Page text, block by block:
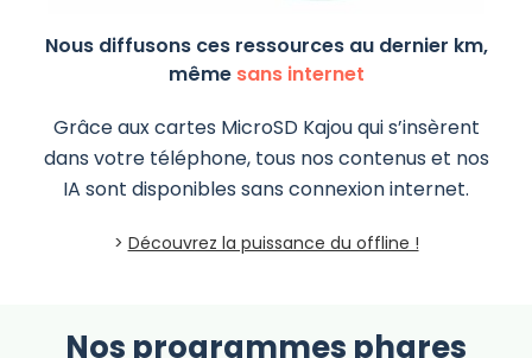
Nous diffusons ces ressources au dernier km,
même sans internet
Grâce aux cartes MicroSD Kajou qui s’insèrent
dans votre téléphone, tous nos contenus et nos
IA sont disponibles sans connexion internet.
> Découvrez la puissance du offline !
Nos programmes phares